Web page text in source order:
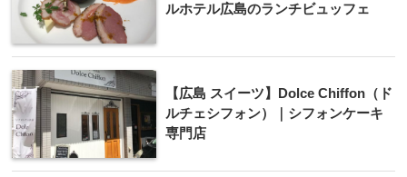
ルホテル広島のランチビュッフェ
【広島 スイーツ】Dolce Chiffon（ド
ルチェシフォン）｜シフォンケーキ
専門店